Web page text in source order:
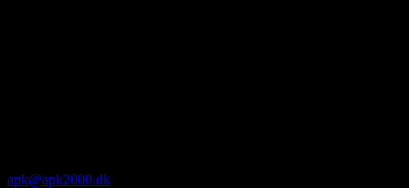
apk@apk2000.dk